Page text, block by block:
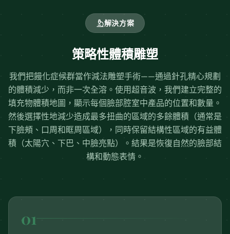
解決方案
策略性體積雕塑
我們把饅化症候群當作減法雕塑手術——通過針孔精心規劃
的體積減少，而非一次全溶。使用超音波，我們建立完整的
填充物體積地圖，顯示每個臉部腔室中產品的位置和數量。
然後選擇性地減少造成最多扭曲的區域的多餘體積（通常是
下臉頰、口周和眶周區域），同時保留結構性區域的有益體
積（太陽穴、下巴、中臉亮點）。結果是恢復自然的臉部結
構和動態表情。
01